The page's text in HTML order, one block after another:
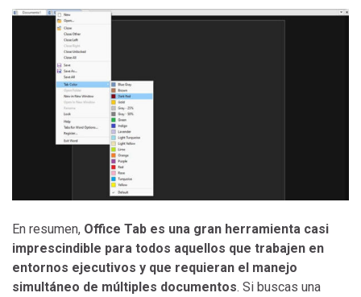
En resumen, Office Tab es una gran herramienta casi
imprescindible para todos aquellos que trabajen en
entornos ejecutivos y que requieran el manejo
simultáneo de múltiples documentos. Si buscas una